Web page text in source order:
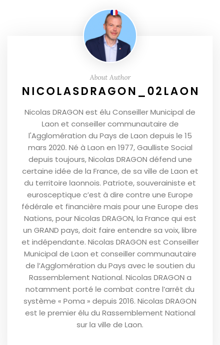
About Author
NICOLASDRAGON_02LAON
Nicolas DRAGON est élu Conseiller Municipal de
Laon et conseiller communautaire de
l'Agglomération du Pays de Laon depuis le 15
mars 2020. Né à Laon en 1977, Gaulliste Social
depuis toujours, Nicolas DRAGON défend une
certaine idée de la France, de sa ville de Laon et
du territoire laonnois. Patriote, souverainiste et
eurosceptique c’est à dire contre une Europe
fédérale et financière mais pour une Europe des
Nations, pour Nicolas DRAGON, la France qui est
un GRAND pays, doit faire entendre sa voix, libre
et indépendante. Nicolas DRAGON est Conseiller
Municipal de Laon et conseiller communautaire
de l’Agglomération du Pays avec le soutien du
Rassemblement National. Nicolas DRAGON a
notamment porté le combat contre l’arrêt du
système « Poma » depuis 2016. Nicolas DRAGON
est le premier élu du Rassemblement National
sur la ville de Laon.